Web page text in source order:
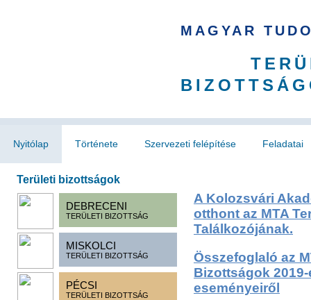
MAGYAR
Nyitólap Története Szervezeti felépítése Feladatai
Területi bizottságok
DEBRECENI
TERÜLETI BIZOTTSÁG
MISKOLCI
TERÜLETI BIZOTTSÁG
PÉCSI
TERÜLETI BIZOTTSÁG
A Kolozsvári
otthont az MTA
Találkozójának.
Összefoglaló az
Bizottságok
eseményeiről